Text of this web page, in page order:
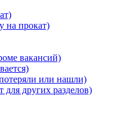
на прокат)
вакансий)
или нашли)
для других разделов)